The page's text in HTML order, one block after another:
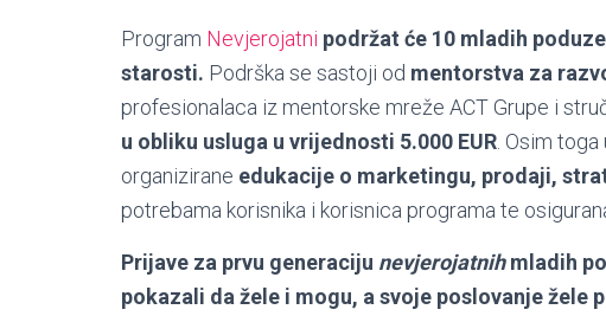
Program Nevjerojatni podržat će 10 mladih
starosti. Podrška se sastoji od mentorstva za
profesionalaca iz mentorske mreže ACT Grupe i
u obliku usluga u vrijednosti 5.000 EUR . Osim
organizirane edukacije o marketingu, prodaji,
potrebama korisnika i korisnica programa te
Prijave za prvu generaciju nevjerojatnihmladih
pokazali da žele i mogu, a svoje poslovanje žele